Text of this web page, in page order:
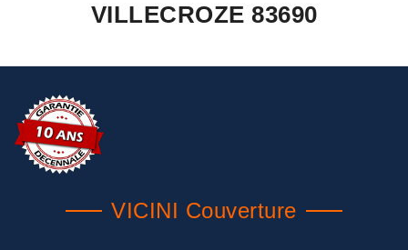
VILLECROZE 83690
VICINI Couverture